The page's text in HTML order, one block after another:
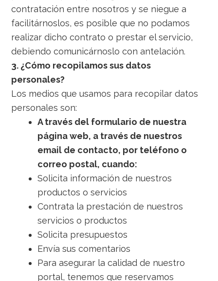
contratación entre nosotros y se niegue a
facilitárnoslos, es posible que no podamos
realizar dicho contrato o prestar el servicio,
debiendo comunicárnoslo con antelación.
3. ¿Cómo recopilamos sus datos
personales?
Los medios que usamos para recopilar datos
personales son:
A través del formulario de nuestra
página web, a través de nuestros
email de contacto, por teléfono o
correo postal, cuando:
Solicita información de nuestros
productos o servicios
Contrata la prestación de nuestros
servicios o productos
Solicita presupuestos
Envía sus comentarios
Para asegurar la calidad de nuestro
portal, tenemos que reservamos